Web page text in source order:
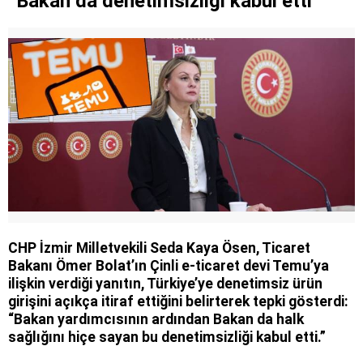
CHP İzmir Milletvekili Seda Kaya Ösen, Ticaret
Bakanı Ömer Bolat’ın Çinli e-ticaret devi Temu’ya
ilişkin verdiği yanıtın, Türkiye’ye denetimsiz ürün
girişini açıkça itiraf ettiğini belirterek tepki gösterdi:
“Bakan yardımcısının ardından Bakan da halk
sağlığını hiçe sayan bu denetimsizliği kabul etti.”